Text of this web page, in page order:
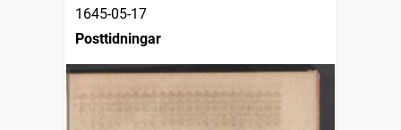
1645-05-17
Posttidningar